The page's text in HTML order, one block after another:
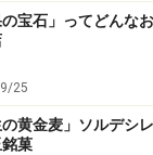
袋をあけると材
ワーゼリーと同
も強いこだわり
の宝石」ってどんな
25
の黄金麦」ソルデシ
菓